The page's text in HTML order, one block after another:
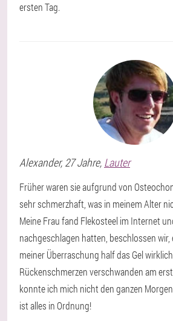
ersten Tag.
Alexander, 27 Jahre, Lauter
Früher waren sie aufgrund von
sehr schmerzhaft, was in meinem Alter
Meine Frau fand Flekosteel im Internet
nachgeschlagen hatten, beschlossen wir,
meiner Überraschung half das Gel
Rückenschmerzen verschwanden am
konnte ich mich nicht den ganzen
ist alles in Ordnung!